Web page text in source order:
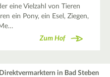
eine Vielzahl von Tieren
ein Pony, ein Esel, Ziegen,
Zum Hof
in Bad Steben